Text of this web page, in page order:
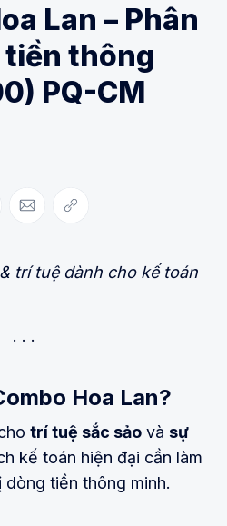
Lan – Phân
tiền thông
PQ-CM
on Pinterest
Share via Email
Copy link
trí tuệ dành cho kế toán
Hoa Lan?
trí tuệ sắc sảo và sự
kế toán hiện đại cần làm
tiền thông minh.